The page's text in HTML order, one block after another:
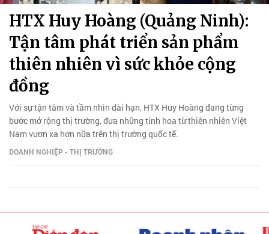
HTX Huy Hoàng (Quảng Ninh):
Tận tâm phát triển sản phẩm
thiên nhiên vì sức khỏe cộng
đồng
Với sự tận tâm và tầm nhìn dài hạn, HTX Huy Hoàng đang từng
bước mở rộng thị trường, đưa những tinh hoa từ thiên nhiên Việt
Nam vươn xa hơn nữa trên thị trường quốc tế.
DOANH NGHIỆP - THỊ TRƯỜNG